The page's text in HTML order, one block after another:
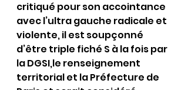
critiqué pour son accointance
avec l’ultra gauche radicale et
violente, il est soupçonné
d’être triple fiché S à la fois par
la DGSI,le renseignement
territorial et la Préfecture de